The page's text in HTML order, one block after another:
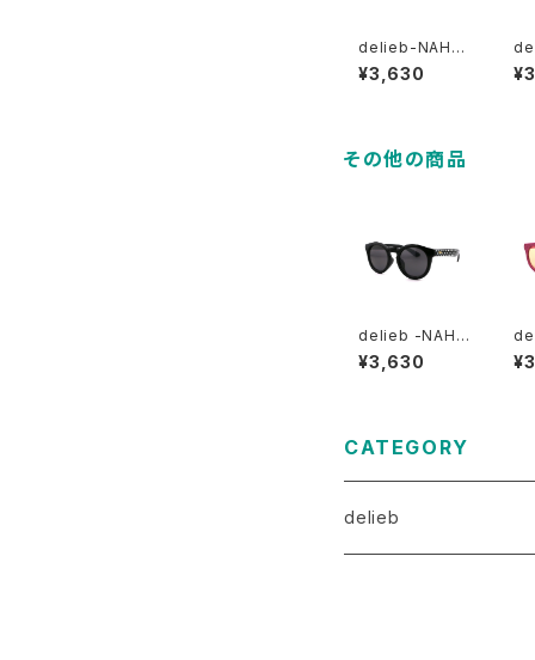
delieb-NAHA
NNI Blacksilv
erGlitter/Smo
¥3,630
その他の商品
delieb -NAHA
NNI DotBlack/
Smoke- KID
¥3,630
r/
CATEGORY
delieb